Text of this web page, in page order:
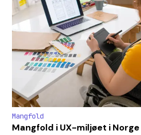
Mangfold
Mangfold i UX-miljøet i